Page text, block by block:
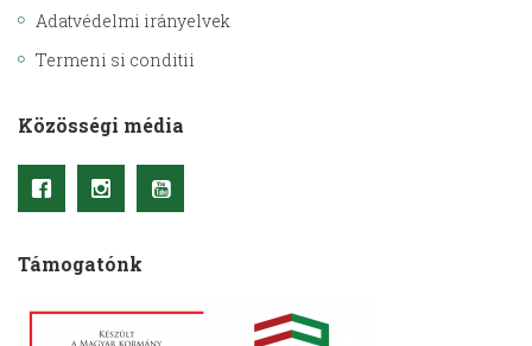
Adatvédelmi irányelvek
Termeni si conditii
Közösségi média
Támogatónk